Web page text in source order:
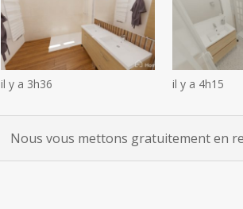
il y a 3h36 il y a 4h15
Nous vous mettons gratuitement en